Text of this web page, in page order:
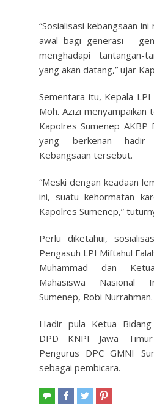
“Sosialisasi kebangsaan
awal bagi generasi –
menghadapi tantangan-
yang akan datang,” ujar
Sementara itu, Kepala LPI
Moh. Azizi menyampaikan
Kapolres Sumenep AKBP
yang berkenan hadir
Kebangsaan tersebut.
“Meski dengan keadaan
ini, suatu kehormatan
Kapolres Sumenep,”
Perlu diketahui,
Pengasuh LPI Miftahul
Muhammad dan
Mahasiswa Nasional
Sumenep, Robi Nurrahman.
Hadir pula Ketua
DPD KNPI Jawa
Pengurus DPC GMNI
sebagai pembicara.